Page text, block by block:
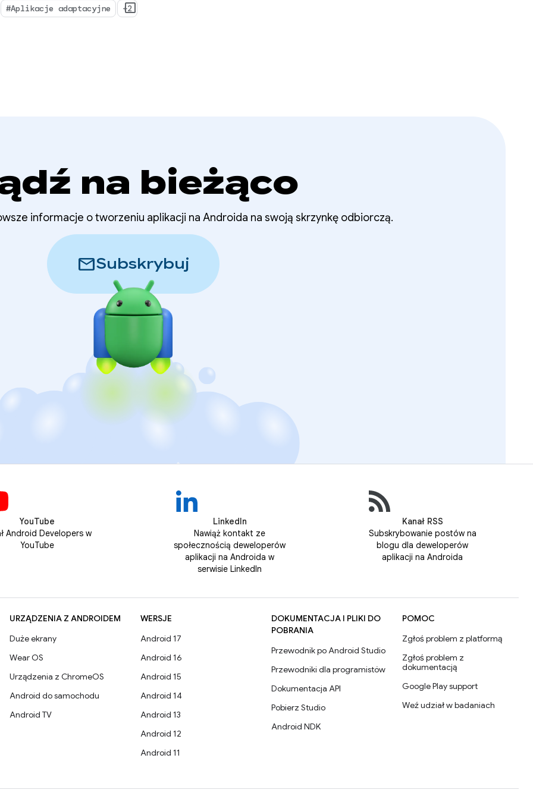
#Aplikacje adaptacyjne +2
na bieżąco
informacje o tworzeniu aplikacji na Androida na swoją skrzynkę odbiorczą.
mailSubskrybuj
YouTube
Android Developers w
YouTube
LinkedIn
Nawiąż kontakt ze
społecznością deweloperów
aplikacji na Androida w
serwisie LinkedIn
Kanał RSS
Subskrybowanie postów na
blogu dla deweloperów
aplikacji na Androida
URZĄDZENIA Z ANDROIDEM
Duże ekrany
Wear OS
Urządzenia z ChromeOS
Android do samochodu
Android TV
WERSJE
Android 17
Android 16
Android 15
Android 14
Android 13
Android 12
Android 11
DOKUMENTACJA I PLIKI DO
POBRANIA
Przewodnik po Android Studio
Przewodniki dla programistów
Dokumentacja API
Pobierz Studio
Android NDK
POMOC
Zgłoś problem z platformą
Zgłoś problem z
dokumentacją
Google Play support
Weź udział w badaniach